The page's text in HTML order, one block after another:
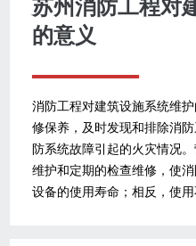
苏州消防工程对
的意义
消防工程对建筑设施系统维
修保养，及时发现和排除消
防系统故障引起的火灾情况
维护和定期的检查维修，使
设备的使用寿命；相反，使用